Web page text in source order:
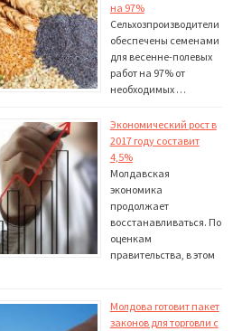
на 97%
Сельхозпроизводители
обеспечены семенами
для весен­не-полевых
работ на 97% от
необходимых …
Экономический рост в
2017 году составит
4,5%
Молдавская
экономика
продолжает
восстанавливаться. По
оценкам
правительства, в этом
Молдова готовит пакет
законов для торговли с